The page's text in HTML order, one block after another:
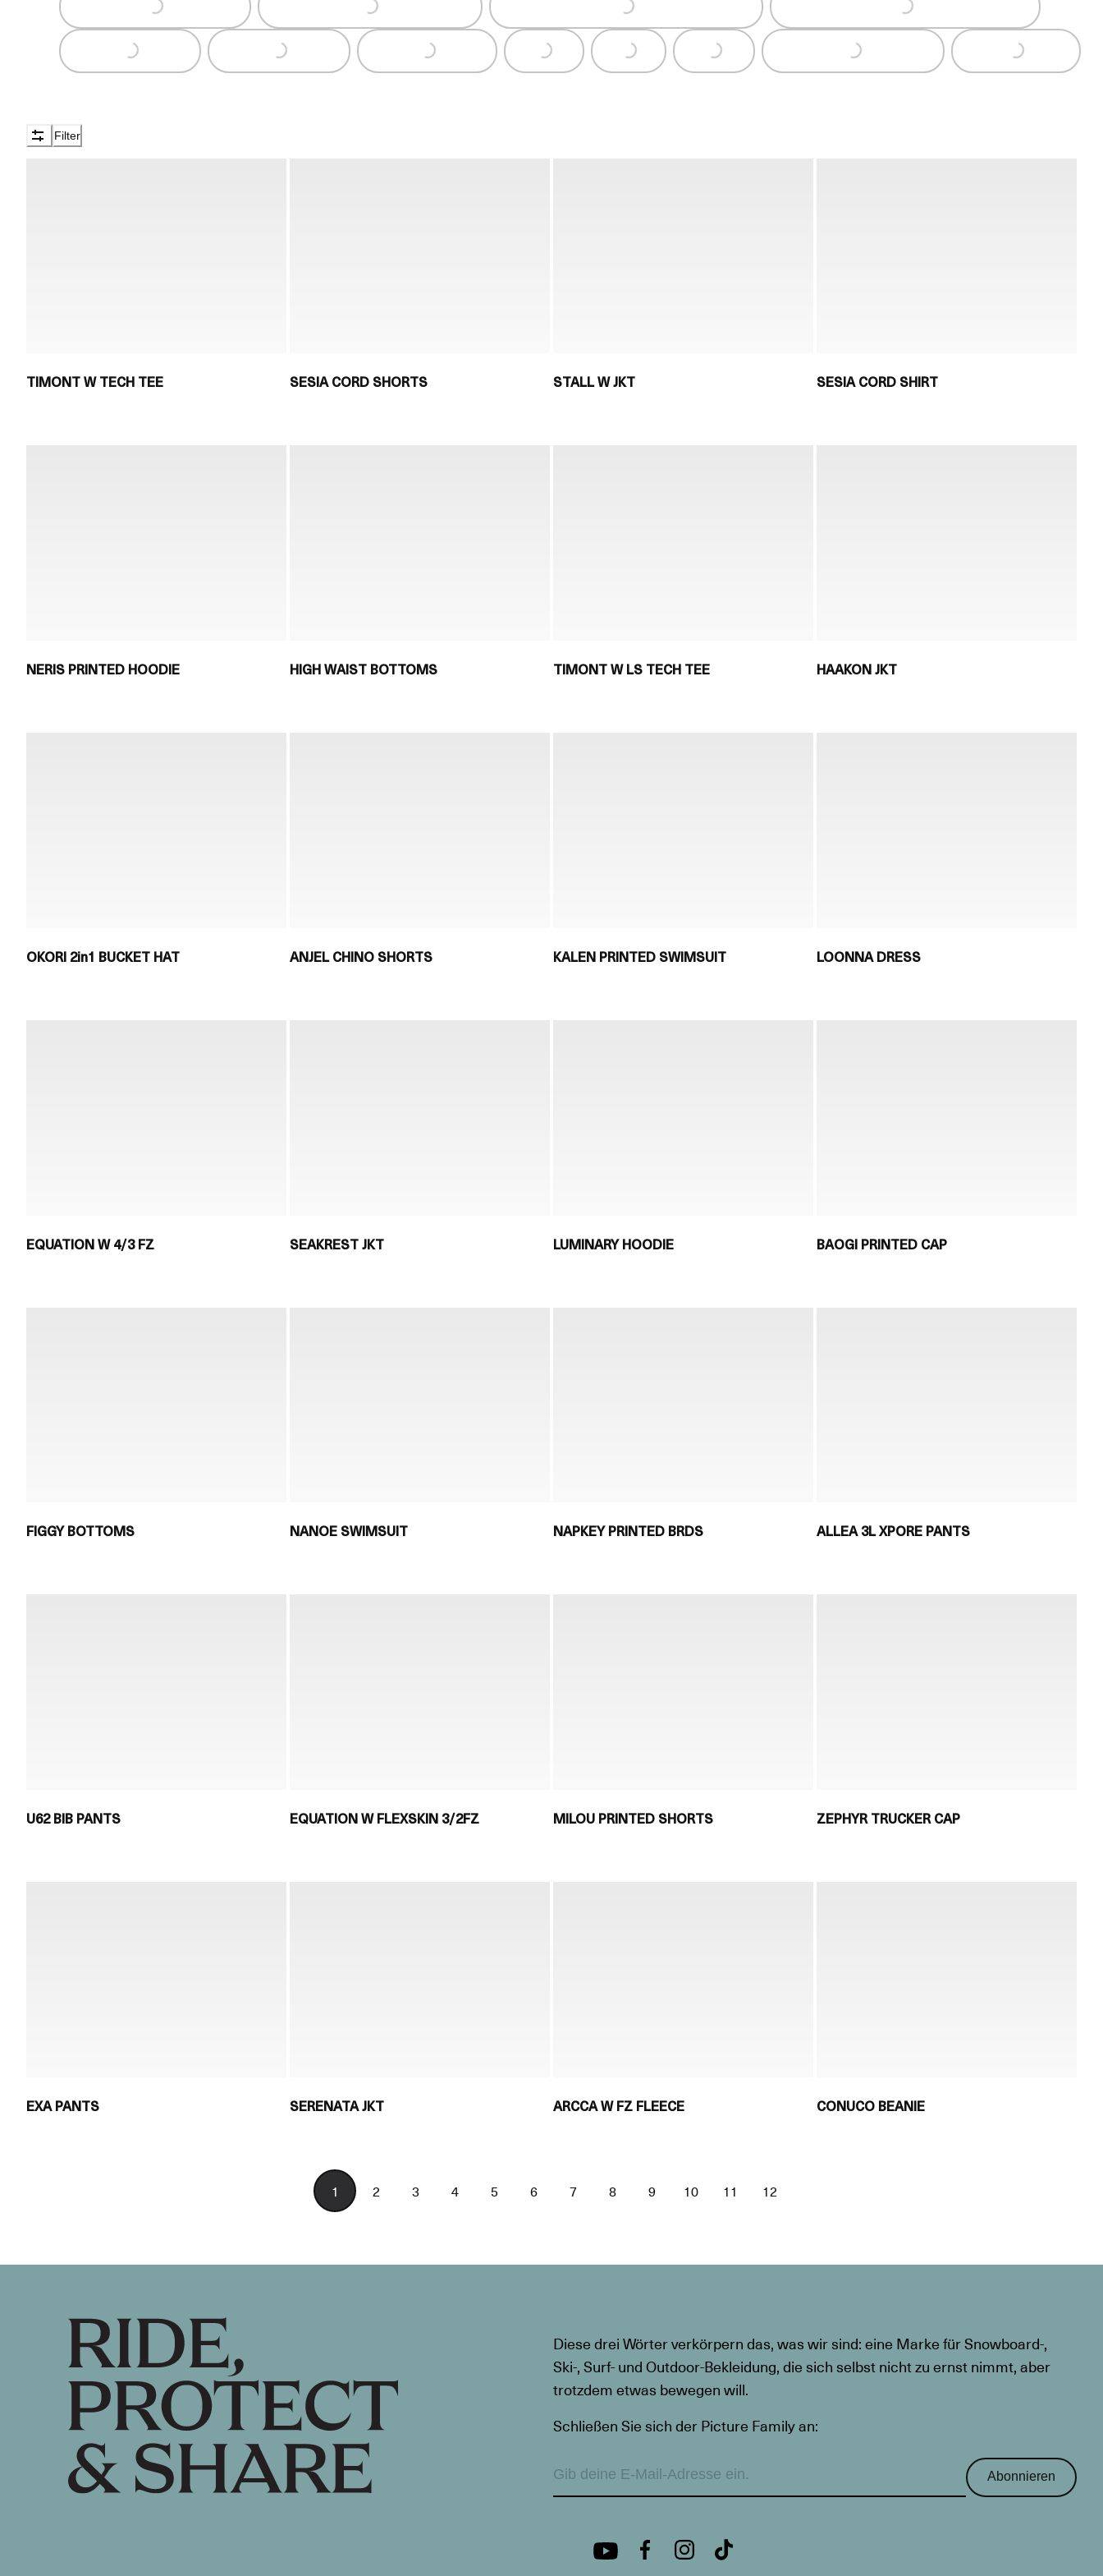
Loading...
Loading... Loading... Loading...
Loading... Loading... Loading... Loading... Loading... Loading... Loading... Loading...
Filter
TIMONT W TECH TEE SESIA CORD SHORTS STALL W JKT SESIA CORD SHIRT
NERIS PRINTED HOODIE HIGH WAIST BOTTOMS TIMONT W LS TECH TEE HAAKON JKT
OKORI 2in1 BUCKET HAT ANJEL CHINO SHORTS KALEN PRINTED SWIMSUIT LOONNA DRESS
EQUATION W 4/3 FZ SEAKREST JKT LUMINARY HOODIE BAOGI PRINTED CAP
FIGGY BOTTOMS NANOE SWIMSUIT NAPKEY PRINTED BRDS ALLEA 3L XPORE PANTS
U62 BIB PANTS EQUATION W FLEXSKIN 3/2FZ MILOU PRINTED SHORTS ZEPHYR TRUCKER CAP
EXA PANTS SERENATA JKT ARCCA W FZ FLEECE CONUCO BEANIE
1 2 3 4 5 6 7 8 9 10 11 12
Diese drei Wörter verkörpern das, was wir sind: eine Marke für Snowboard-,
Ski-, Surf- und Outdoor-Bekleidung, die sich selbst nicht zu ernst nimmt, aber
trotzdem etwas bewegen will.
Schließen Sie sich der Picture Family an:
Abonnieren